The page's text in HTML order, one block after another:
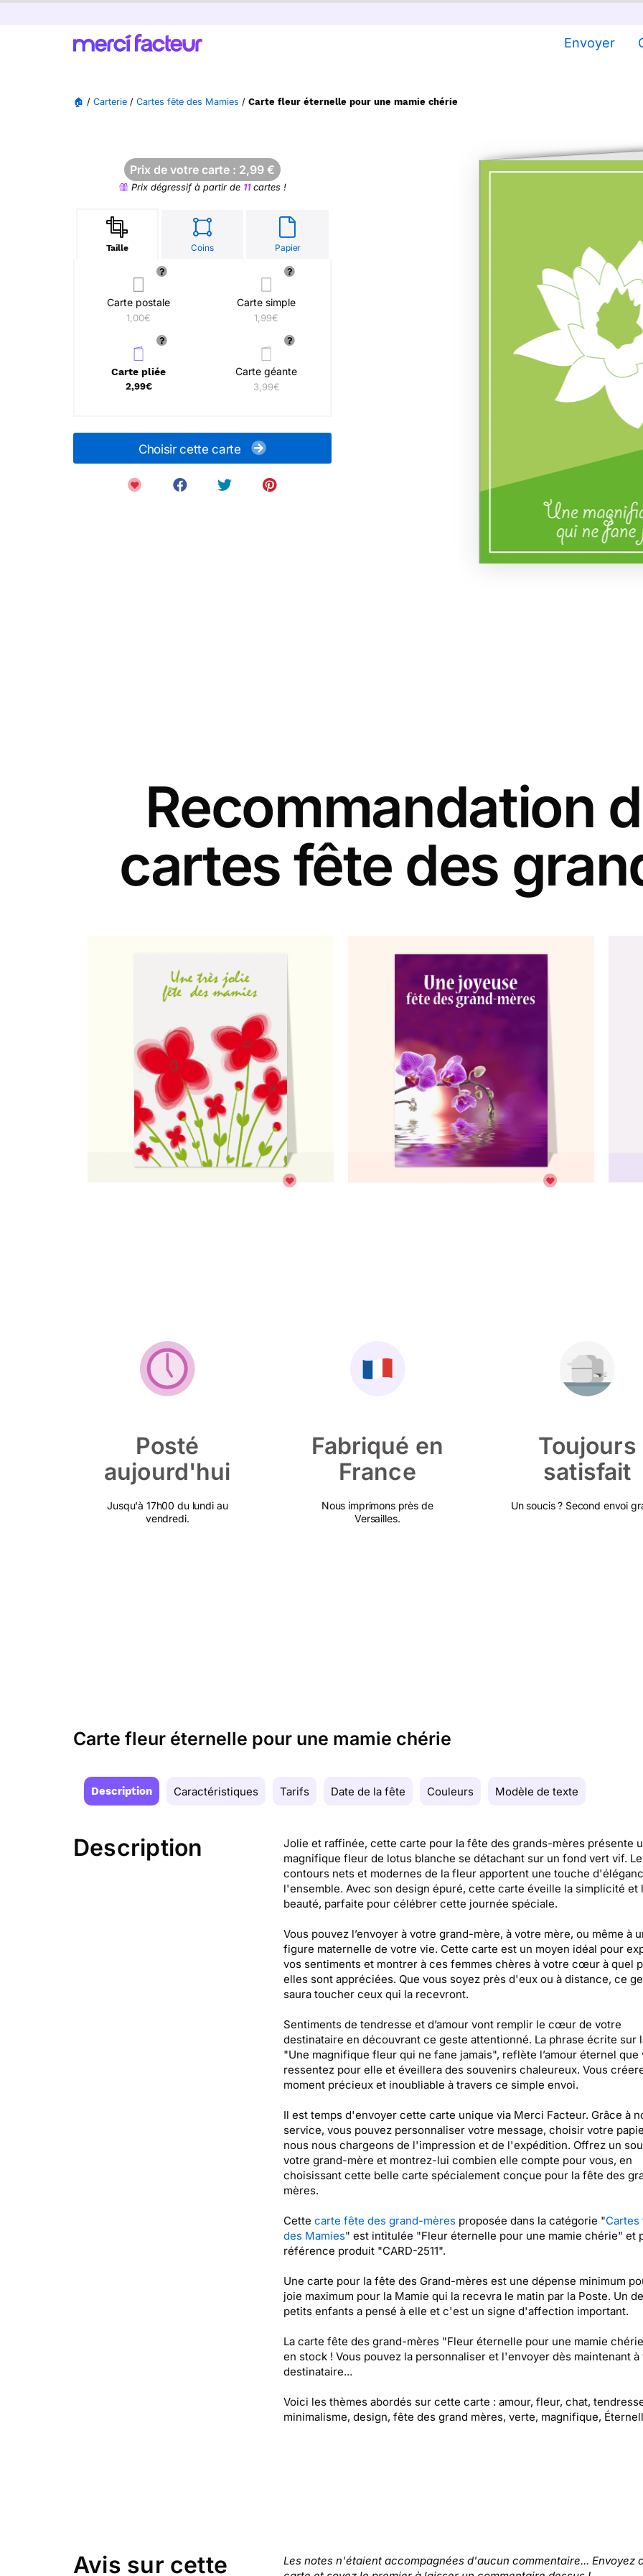
Envoyer
🏠 / Carterie / Cartes fête des Mamies / Carte fleur éternelle pour une mamie chérie
Prix de votre carte : 2,99 €
Prix dégressif à partir de 11cartes !
Taille Coins Papier
Carte postale
1,00€
Carte simple
1,99€
Carte pliée
2,99€
Carte géante
3,99€
Choisir cette carte
Recommandation
cartes fête des
Posté
aujourd'hui
Jusqu'à 17h00 du lundi au
vendredi.
Fabriqué en
France
Nous imprimons près de
Versailles.
Toujours
satisfait
Un soucis ? Second envoi
Carte fleur éternelle pour une mamie chérie
Description Caractéristiques Tarifs Date de la fête Couleurs Modèle de texte
Description
Jolie et raffinée, cette carte pour la fête des grands-mères présente
magnifique fleur de lotus blanche se détachant sur un fond vert vif.
contours nets et modernes de la fleur apportent une touche
l'ensemble. Avec son design épuré, cette carte éveille la simplicité et
beauté, parfaite pour célébrer cette journée spéciale.
Vous pouvez l’envoyer à votre grand-mère, à votre mère, ou même à
figure maternelle de votre vie. Cette carte est un moyen idéal pour
vos sentiments et montrer à ces femmes chères à votre cœur à quel
elles sont appréciées. Que vous soyez près d'eux ou à distance, ce
saura toucher ceux qui la recevront.
Sentiments de tendresse et d’amour vont remplir le cœur de votre
destinataire en découvrant ce geste attentionné. La phrase écrite sur
"Une magnifique fleur qui ne fane jamais", reflète l’amour éternel que
ressentez pour elle et éveillera des souvenirs chaleureux. Vous
moment précieux et inoubliable à travers ce simple envoi.
Il est temps d'envoyer cette carte unique via Merci Facteur. Grâce à
service, vous pouvez personnaliser votre message, choisir votre
nous nous chargeons de l'impression et de l'expédition. Offrez un
votre grand-mère et montrez-lui combien elle compte pour vous, en
choisissant cette belle carte spécialement conçue pour la fête des
mères.
Cette carte fête des grand-mèresproposée dans la catégorie "Cartes
des Mamies" est intitulée "Fleur éternelle pour une mamie chérie" et
référence produit "CARD-2511".
Une carte pour la fête des Grand-mères est une dépense minimum
joie maximum pour la Mamie qui la recevra le matin par la Poste. Un
petits enfants a pensé à elle et c'est un signe d'affection important.
La carte fête des grand-mères "Fleur éternelle pour une mamie
en stock ! Vous pouvez la personnaliser et l'envoyer dès maintenant à
destinataire...
Voici les thèmes abordés sur cette carte : amour, fleur, chat,
minimalisme, design, fête des grand mères, verte, magnifique,
Avis sur cette
Les notes n'étaient accompagnées d'aucun commentaire... Envoyez